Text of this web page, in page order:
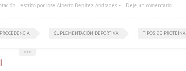
escrito por Jose Alberto Benítez Andrades • Deje un comentario
SUPLEMENTACIÓN DEPORTIVA TIPOS DE PROTEÍNA
•••